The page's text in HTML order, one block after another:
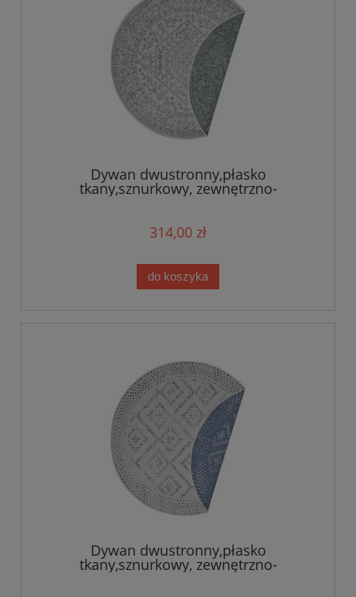
Dywan dwustronny,płasko
tkany,sznurkowy, zewnętrzno-
wewnętrzny Bougari Minas,zielone
314,00 zł
do koszyka
Dywan dwustronny,płasko
tkany,sznurkowy, zewnętrzno-
wewnętrzny Bougari Olimpia,niebieskie